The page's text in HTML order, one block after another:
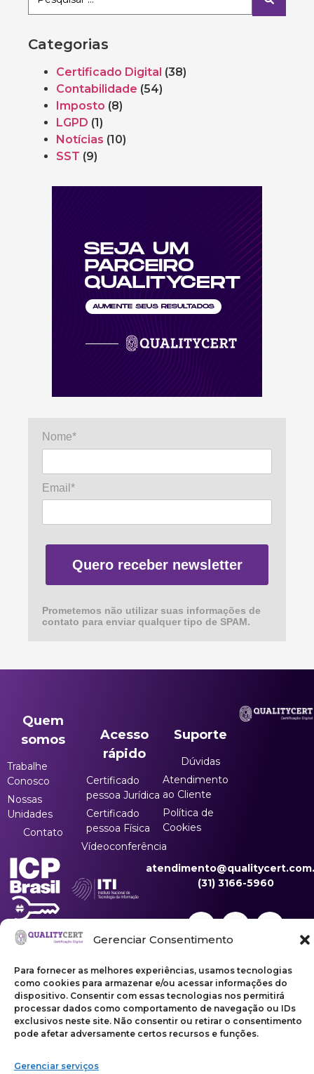
Gerenciar Consentimento
Para fornecer as melhores experiências, usamos tecnologias
como cookies para armazenar e/ou acessar informações do
dispositivo. Consentir com essas tecnologias nos permitirá
processar dados como comportamento de navegação ou IDs
exclusivos neste site. Não consentir ou retirar o consentimento
pode afetar adversamente certos recursos e funções.
Gerenciar serviços
Categorias
Certificado Digital (38)
Contabilidade (54)
Imposto (8)
LGPD (1)
Notícias (10)
SST (9)
Nome*
Email*
Quero receber newsletter
Prometemos não utilizar suas informações de
contato para enviar qualquer tipo de SPAM.
Quem
somos
Trabalhe
Conosco
Nossas
Unidades
Contato
Acesso
rápido
Certificado
pessoa Jurídica
Certificado
pessoa Física
Vídeoconferência
Suporte
Dúvidas
Atendimento
ao Cliente
Política de
Cookies
(31) 3166-5960
Copyright ©2026 | Qualitycert Certificação LTDA